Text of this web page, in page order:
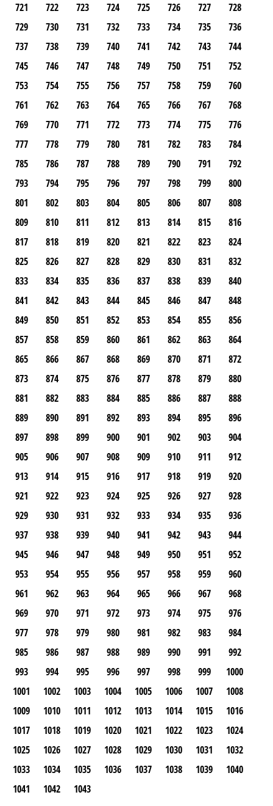
721
722 723 724 725 726 727
728
729
730 731 732 733 734 735
736
737
738 739 740 741 742 743
744
745
746 747 748 749 750 751
752
753
754 755 756 757 758 759
760
761
762 763 764 765 766 767
768
769
770 771 772 773 774 775
776
777
778 779 780 781 782 783
784
785
786 787 788 789 790 791
792
793
794 795 796 797 798 799
800
801
802 803 804 805 806 807
808
809
810 811 812 813 814 815
816
817
818 819 820 821 822 823
824
825
826 827 828 829 830 831
832
833
834 835 836 837 838 839
840
841
842 843 844 845 846 847
848
849
850 851 852 853 854 855
856
857
858 859 860 861 862 863
864
865
866 867 868 869 870 871
872
873
874 875 876 877 878 879
880
881
882 883 884 885 886 887
888
889
890 891 892 893 894 895
896
897
898 899 900 901 902 903
904
905
906 907 908 909 910 911
912
913
914 915 916 917 918 919
920
921
922 923 924 925 926 927
928
929
930 931 932 933 934 935
936
937
938 939 940 941 942 943
944
945
946 947 948 949 950 951
952
953
954 955 956 957 958 959
960
961
962 963 964 965 966 967
968
969
970 971 972 973 974 975
976
977
978 979 980 981 982 983
984
985
986 987 988 989 990 991
992
993
994 995 996 997 998 999
1000
1001
1002 1003 1004 1005 1006 1007
1008
1009
1010 1011 1012 1013 1014 1015
1016
1017
1018 1019 1020 1021 1022 1023
1024
1025
1026 1027 1028 1029 1030 1031
1032
1033
1034 1035 1036 1037 1038 1039
1040
1041
1042 1043